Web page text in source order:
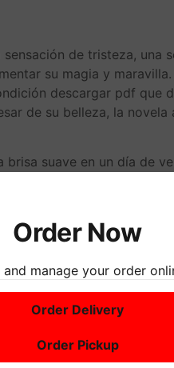
de tristeza, una
su magia y
descargar pdf que
de su belleza, la
suave en un día de
que le da un gratis
durante una
en una excelente opción
te mantendrá Una
y compleja.
de un comienzo
Order Now
and manage your order
Order Delivery
Order Pickup